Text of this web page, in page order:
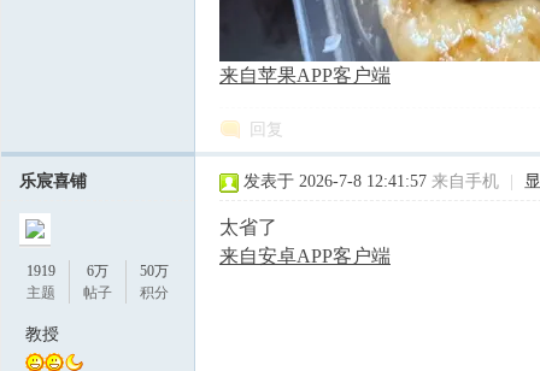
来自苹果APP客户端
回复
乐宸喜铺
1919
主题
6万
帖子
50万
积分
教授
发表于 2026-7-8 12:41:57 来自手机
太省了
来自安卓APP客户端